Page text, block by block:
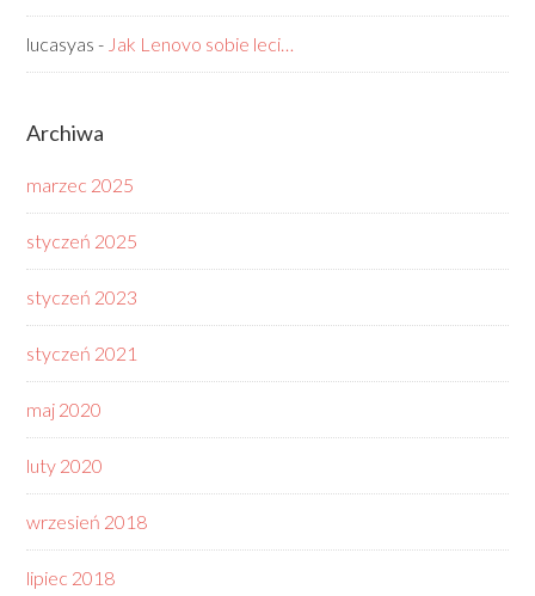
lucasyas - Jak Lenovo sobie leci…
Archiwa
marzec 2025
styczeń 2025
styczeń 2023
styczeń 2021
maj 2020
luty 2020
wrzesień 2018
lipiec 2018